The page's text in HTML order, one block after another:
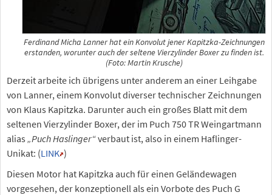
Ferdinand Micha Lanner hat ein Konvolut jener Kapitzka-Zeichnungen
erstanden, worunter auch der seltene Vierzylinder Boxer zu finden ist.
(Foto: Martin Krusche)
Derzeit arbeite ich übrigens unter anderem an einer Leihgabe
von Lanner, einem Konvolut diverser technischer Zeichnungen
von Klaus Kapitzka. Darunter auch ein großes Blatt mit dem
seltenen Vierzylinder Boxer, der im Puch 750 TR Weingartmann
alias „Puch Haslinger“verbaut ist, also in einem Haflinger-
Unikat: (LINK )
Diesen Motor hat Kapitzka auch für einen Geländewagen
vorgesehen, der konzeptionell als ein Vorbote des Puch G